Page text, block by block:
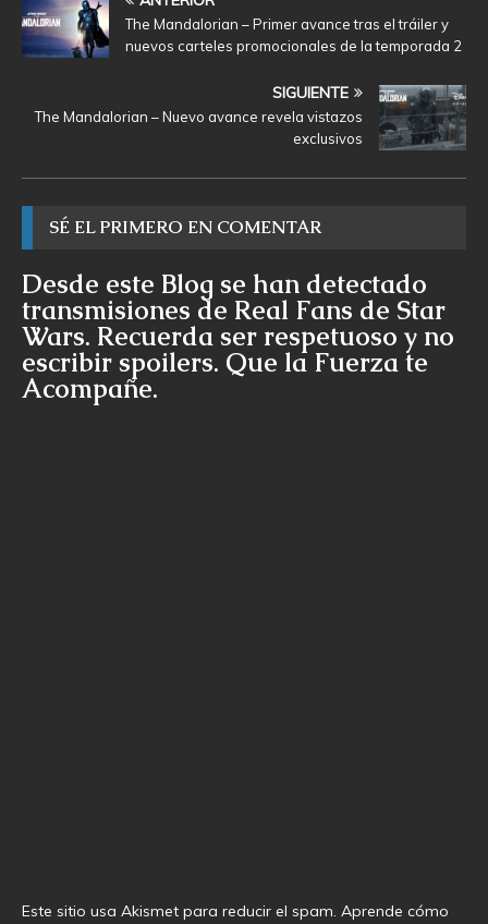
The Mandalorian – Primer avance tras el tráiler y
nuevos carteles promocionales de la temporada 2
SIGUIENTE
The Mandalorian – Nuevo avance revela vistazos
exclusivos
SÉ EL PRIMERO EN COMENTAR
Desde este Blog se han detectado
transmisiones de Real Fans de Star
Wars. Recuerda ser respetuoso y no
escribir spoilers. Que la Fuerza te
Acompañe.
Este sitio usa Akismet para reducir el spam. Aprende cómo